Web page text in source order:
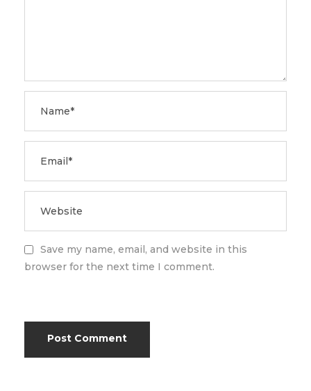
Save my name, email, and website in this
browser for the next time I comment.